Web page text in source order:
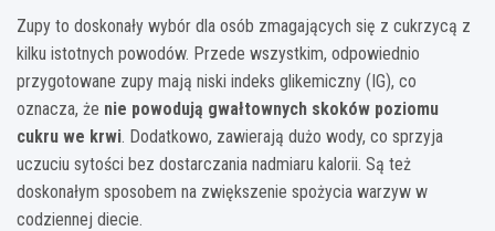
Zupy to doskonały wybór dla osób zmagających się z cukrzycą z
kilku istotnych powodów. Przede wszystkim, odpowiednio
przygotowane zupy mają niski indeks glikemiczny (IG), co
oznacza, że nie powodują gwałtownych skoków poziomu
cukru we krwi. Dodatkowo, zawierają dużo wody, co sprzyja
uczuciu sytości bez dostarczania nadmiaru kalorii. Są też
doskonałym sposobem na zwiększenie spożycia warzyw w
codziennej diecie.